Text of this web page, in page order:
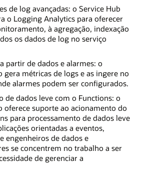
de log avançadas: o Service Hub
o Logging Analytics para oferecer
à agregação, indexação
os dados de log no serviço
partir de dados e alarmes: o
gera métricas de logs e as ingere no
alarmes podem ser configurados.
de dados leve com o Functions: o
oferece suporte ao acionamento do
para processamento de dados leve
orientadas a eventos,
engenheiros de dados e
se concentrem no trabalho a ser
de gerenciar a